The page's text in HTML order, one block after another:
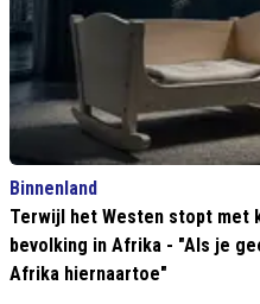
Binnenland
Terwijl het Westen stopt met
bevolking in Afrika - "Als je
Afrika hiernaartoe"